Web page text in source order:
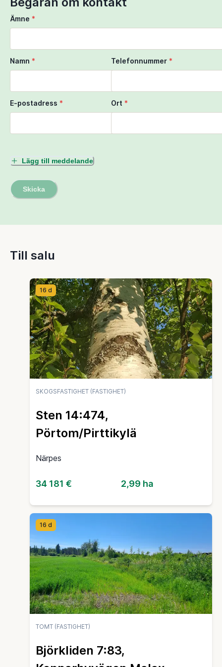
Ämne *
Namn * Telefonnummer *
E-postadress * Ort *
Lägg till meddelande
Skicka
Till salu
16 d
SKOGSFASTIGHET (FASTIGHET)
Sten 14:474,
Pörtom/Pirttikylä
Närpes
34 181 € 2,99 ha
16 d
TOMT (FASTIGHET)
Björkliden 7:83,